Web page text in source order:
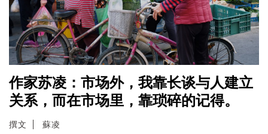
作家苏凌：市场外，我靠长谈与人建立
关系，而在市场里，靠琐碎的记得。
撰文 蘇凌